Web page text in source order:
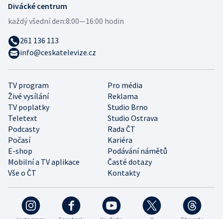
TV program
Pro média
Živé vysílání
Reklama
TV poplatky
Studio Brno
Teletext
Studio Ostrava
Podcasty
Rada ČT
Počasí
Kariéra
E-shop
Podávání námětů
Mobilní a TV aplikace
Časté dotazy
Vše o ČT
Kontakty
Divácké centrum
každý všední den:8:00—16:00 hodin
261 136 113
info@ceskatelevize.cz